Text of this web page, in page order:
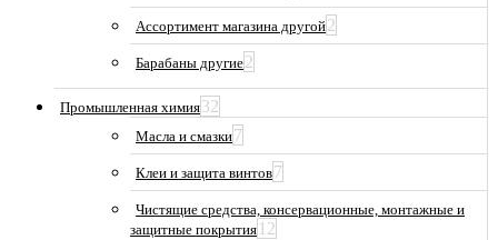
Ассортимент магазина другой2
Барабаны другие2
Промышленная химия32
Масла и смазки7
Клеи и защита винтов7
Чистящие средства, консервационные, монтажные и
защитные покрытия 12